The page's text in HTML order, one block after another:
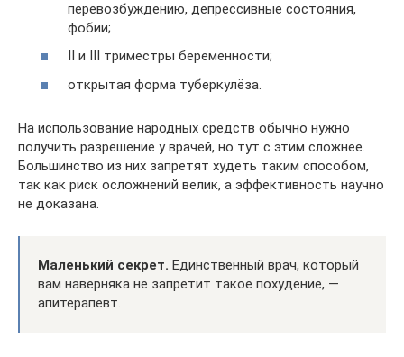
перевозбуждению, депрессивные состояния,
фобии;
II и III триместры беременности;
открытая форма туберкулёза.
На использование народных средств обычно нужно
получить разрешение у врачей, но тут с этим сложнее.
Большинство из них запретят худеть таким способом,
так как риск осложнений велик, а эффективность научно
не доказана.
Маленький секрет. Единственный врач, который
вам наверняка не запретит такое похудение, —
апитерапевт.